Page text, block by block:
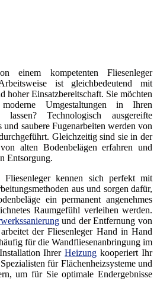
einem kompetenten Fliesenleger
ist gleichbedeutend mit
hoher Einsatzbereitschaft. Sie möchten
moderne Umgestaltungen in Ihren
lassen? Technologisch ausgereifte
und saubere Fugenarbeiten werden von
Gleichzeitig sind sie in der
alten Bodenbelägen erfahren und
Entsorgung.
Fliesenleger kennen sich perfekt mit
aus und sorgen dafür,
ein permanent angenehmes
Raumgefühl verleihen werden.
und der Entfernung von
der Fliesenleger Hand in Hand
für die Wandfliesenanbringung im
IhrerHeizung kooperiert Ihr
für Flächenheizsysteme und
um für Sie optimale Endergebnisse